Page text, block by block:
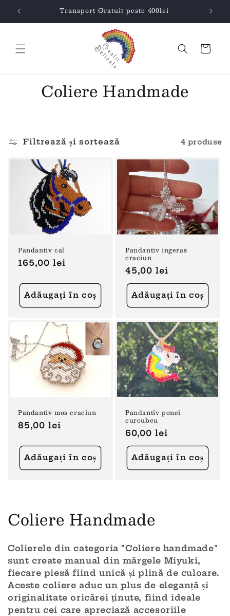
Salt la
conținut
Transport Gratuit peste 400lei
Coș
Coliere Handmade
Filtrează și sortează 4 produse
Pandantiv cal
Preț
165,00 lei
Adăugați în coș
Pandantiv ingeras
craciun
Preț
obișnuit
45,00 lei
Adăugați în coș
Pandantiv mos craciun
Preț
85,00 lei
Adăugați în coș
Pandantiv ponei
curcubeu
Preț
obișnuit
60,00 lei
Adăugați în coș
Coliere Handmade
Colierele din categoria "Coliere handmade"
sunt create manual din mărgele Miyuki,
fiecare piesă fiind unică și plină de culoare.
Aceste coliere aduc un plus de eleganță și
originalitate oricărei ținute, fiind ideale
pentru cei care apreciază accesoriile